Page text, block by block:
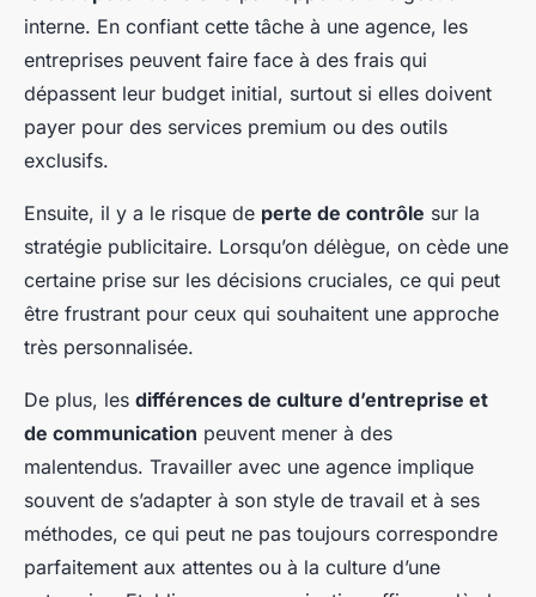
interne. En confiant cette tâche à une agence, les
entreprises peuvent faire face à des frais qui
dépassent leur budget initial, surtout si elles doivent
payer pour des services premium ou des outils
exclusifs.
Ensuite, il y a le risque de perte de contrôle sur la
stratégie publicitaire. Lorsqu’on délègue, on cède une
certaine prise sur les décisions cruciales, ce qui peut
être frustrant pour ceux qui souhaitent une approche
très personnalisée.
De plus, les différences de culture d’entreprise et
de communication peuvent mener à des
malentendus. Travailler avec une agence implique
souvent de s’adapter à son style de travail et à ses
méthodes, ce qui peut ne pas toujours correspondre
parfaitement aux attentes ou à la culture d’une